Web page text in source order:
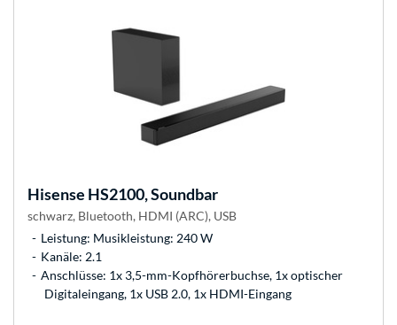
Hisense HS2100, Soundbar
schwarz, Bluetooth, HDMI (ARC), USB
Leistung: Musikleistung: 240 W
Kanäle: 2.1
Anschlüsse: 1x 3,5-mm-Kopfhörerbuchse, 1x optischer
Digitaleingang, 1x USB 2.0, 1x HDMI-Eingang